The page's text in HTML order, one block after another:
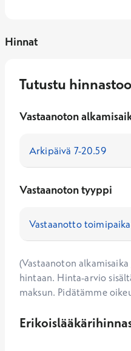
Hinnat
Tutustu
Vastaanoton
Vastaanoton tyyppi
(Vastaanoton
hintaan. Hinta-arvio
maksun. Pidätämme